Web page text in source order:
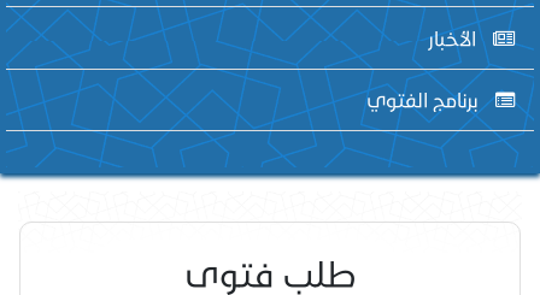
الأخبار
برنامج الفتوي
طلب فتوى